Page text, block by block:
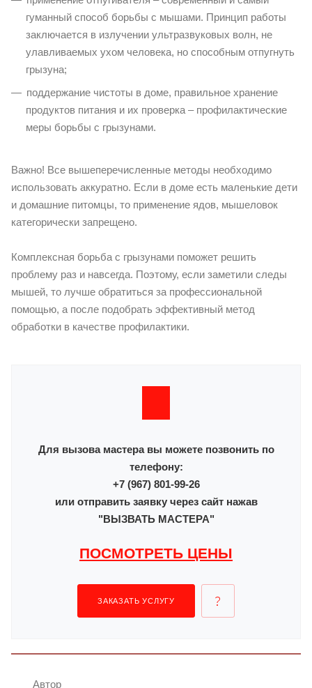
гуманный способ борьбы с мышами. Принцип работы
заключается в излучении ультразвуковых волн, не
улавливаемых ухом человека, но способным отпугнуть
грызуна;
поддержание чистоты в доме, правильное хранение
продуктов питания и их проверка – профилактические
меры борьбы с грызунами.
Важно! Все вышеперечисленные методы необходимо
использовать аккуратно. Если в доме есть маленькие дети
и домашние питомцы, то применение ядов, мышеловок
категорически запрещено.
Комплексная борьба с грызунами поможет решить
проблему раз и навсегда. Поэтому, если заметили следы
мышей, то лучше обратиться за профессиональной
помощью, а после подобрать эффективный метод
обработки в качестве профилактики.
Для вызова мастера вы можете позвонить по
телефону:
+7 (967) 801-99-26
или отправить заявку через сайт нажав
"ВЫЗВАТЬ МАСТЕРА"
ПОСМОТРЕТЬ ЦЕНЫ
ЗАКАЗАТЬ УСЛУГУ
Автор